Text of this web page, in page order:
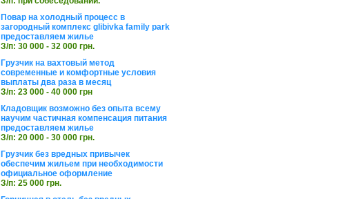
Повар на холодный процесс в
загородный комплекс glibivka family park
предоставляем жилье
З/п: 30 000 - 32 000 грн.
Грузчик на вахтовый метод
современные и комфортные условия
выплаты два раза в месяц
З/п: 23 000 - 40 000 грн
Кладовщик возможно без опыта всему
научим частичная компенсация питания
предоставляем жилье
З/п: 20 000 - 30 000 грн.
Грузчик без вредных привычек
обеспечим жильем при необходимости
официальное оформление
З/п: 25 000 грн.